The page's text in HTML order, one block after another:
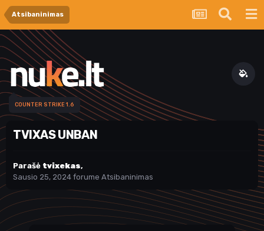
Atsibaninimas
COUNTER STRIKE 1.6
TVIXAS UNBAN
Parašė tvixekas,
Sausio 25, 2024 forume Atsibaninimas